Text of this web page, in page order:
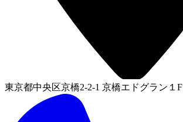
東京都中央区京橋2-2-1 京橋エドグラン１F